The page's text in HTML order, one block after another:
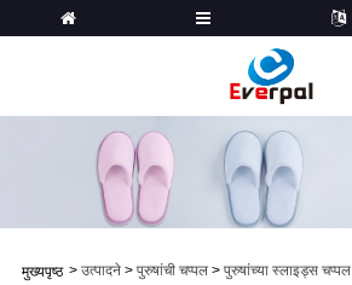
मुख्यपृष्ठ > उत्पादने > पुरुषांची चप्पल > पुरुषांच्या स्लाइड्स चप्पल